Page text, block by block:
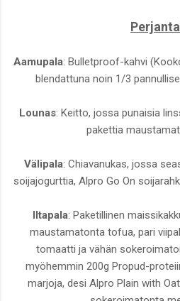
Aamupala: Bulletproof-kahvi
blendattuna noin 1/3
Lounas: Keitto, jossa punaisia
pakettia
Välipala: Chiavanukas, jossa
soijajogurttia, Alpro Go On
Iltapala: Paketillinen
maustamatonta tofua, pari
tomaatti ja vähän
myöhemmin 200g Propud-
marjoja, desi Alpro Plain with